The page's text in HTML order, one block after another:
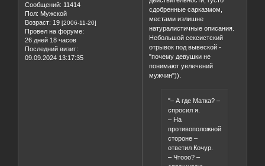
Сообщений: 11414
Пол: Мужской
Возраст: 19 [2006-11-20]
Провел на форуме:
26 дней 18 часов
Последний визит:
09.09.2024 13:17:35
сдобренные сарказмом,
местами излишне
натуралистичные описания.
Небольшой сексистский
отрывок под вывеской -
"почему девушки не
понимают увлечений
мужчин")).
"– А где Матка? –
спросил я.
– На
противоположной
стороне –
ответил Кочур.
– Чтооо? –